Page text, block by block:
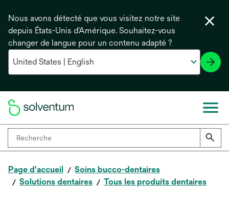
Nous avons détecté que vous visitez notre site
depuis États-Unis d'Amérique. Souhaitez-vous
changer de langue pour un contenu adapté ?
Page d'accueil
Soins bucco-dentaires
Solutions dentaires
Tous les produits dentaires